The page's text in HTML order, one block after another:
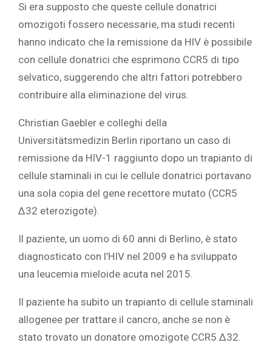
Si era supposto che queste cellule donatrici
omozigoti fossero necessarie, ma studi recenti
hanno indicato che la remissione da HIV è possibile
con cellule donatrici che esprimono CCR5 di tipo
selvatico, suggerendo che altri fattori potrebbero
contribuire alla eliminazione del virus.
Christian Gaebler e colleghi della
Universitätsmedizin Berlin riportano un caso di
remissione da HIV-1 raggiunto dopo un trapianto di
cellule staminali in cui le cellule donatrici portavano
una sola copia del gene recettore mutato (CCR5
Δ32 eterozigote).
Il paziente, un uomo di 60 anni di Berlino, è stato
diagnosticato con l’HIV nel 2009 e ha sviluppato
una leucemia mieloide acuta nel 2015.
Il paziente ha subito un trapianto di cellule staminali
allogenee per trattare il cancro, anche se non è
stato trovato un donatore omozigote CCR5 Δ32.